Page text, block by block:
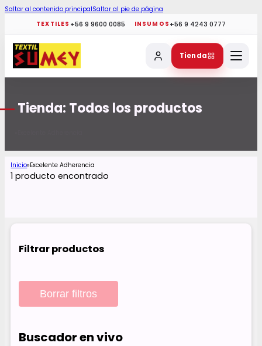
Saltar al contenido principalSaltar al pie de página
TEXTILES +56 9 9600 0085 INSUMOS +56 9 4243 0777
Tienda
Tienda: Todos los productos
Inicio Excelente Adherencia
1 producto encontrado
Filtrar productos
Borrar filtros
Buscador en vivo